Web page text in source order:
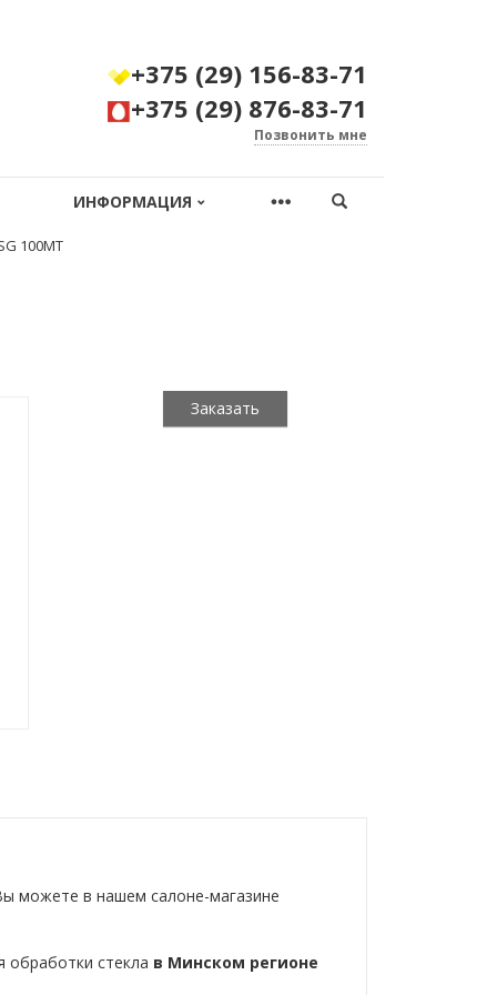
+375 (29) 156-83-71
+375 (29) 876-83-71
Позвонить мне
ИНФОРМАЦИЯ
100MT
Заказать
можете в нашем салоне-магазине
обработки стекла в Минском регионе